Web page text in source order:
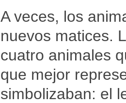
A veces, los
nuevos matices.
cuatro animales
que mejor
simbolizaban: el